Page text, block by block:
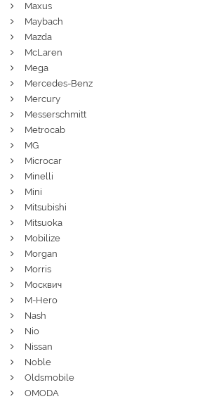
Maxus
Maybach
Mazda
McLaren
Mega
Mercedes-Benz
Mercury
Messerschmitt
Metrocab
MG
Microcar
Minelli
Mini
Mitsubishi
Mitsuoka
Mobilize
Morgan
Morris
Москвич
M-Hero
Nash
Nio
Nissan
Noble
Oldsmobile
OMODA